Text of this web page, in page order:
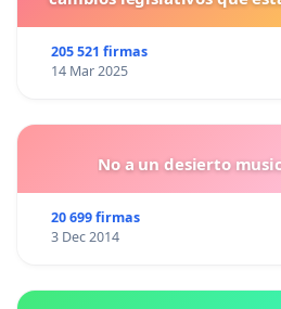
205 521 firmas
14 Mar 2025
No a un desierto
20 699 firmas
3 Dec 2014